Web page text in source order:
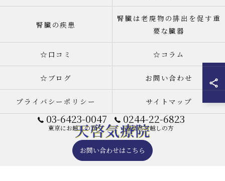
03-6423-0047
東京にお越しの方
0244-22-6823
福島にお越しの方
お問い合わせはこちら
腎臓の疾患
腎臓は老廃物の排出を促す重
要な臓器
☆口コミ ☆コラム
☆ブログ お問い合わせ
プライバシーポリシー サイトマップ
© 2026 天啓気療院(天啓気功療法治療院) 東京店 ALL RIGHTS RESERVED.